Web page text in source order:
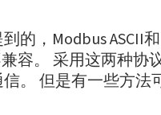
的，Modbus ASCII
容。 采用这两种协
。 但是有一些方法